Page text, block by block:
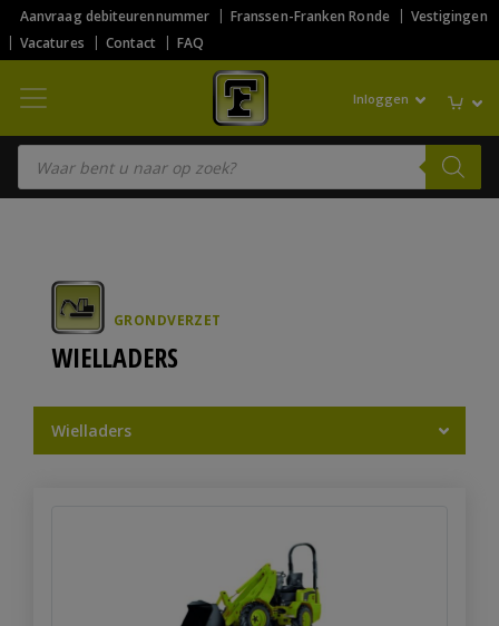
Aanvraag debiteurennummer Franssen-Franken Ronde
Vestigingen
Vacatures
Contact FAQ
Inloggen
Producten zoeken
GRONDVERZET
WIELLADERS
Wielladers